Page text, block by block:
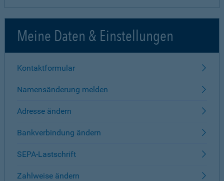
Meine Daten & Einstellungen
Kontaktformular
Namensänderung melden
Adresse ändern
Bankverbindung ändern
SEPA-Lastschrift
Zahlweise ändern